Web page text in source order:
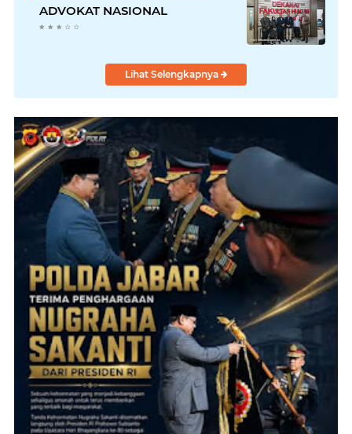
ADVOKAT NASIONAL
Lihat Selengkapnya